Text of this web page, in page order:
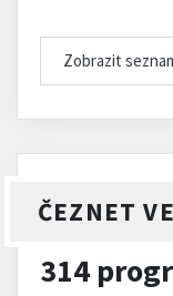
Zobrazit
ČEZNET
314